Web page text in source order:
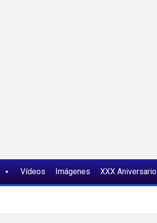
Vídeos Imágenes XXX Aniversario